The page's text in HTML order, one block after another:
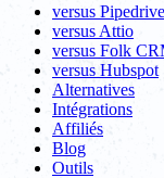
versus Pipedrive
versus Attio
versus Folk
versus Hubspot
Alternatives
Intégrations
Affiliés
Blog
Outils